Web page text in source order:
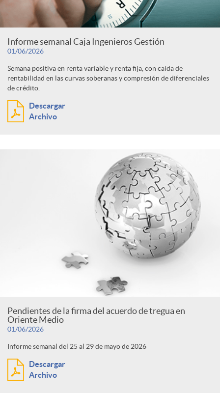
Informe semanal Caja Ingenieros Gestión
01/06/2026
Semana positiva en renta variable y renta fija, con caída de
rentabilidad en las curvas soberanas y compresión de diferenciales
de crédito.
Descargar
Archivo
Pendientes de la firma del acuerdo de tregua en
Oriente Medio
01/06/2026
Informe semanal del 25 al 29 de mayo de 2026
Descargar
Archivo